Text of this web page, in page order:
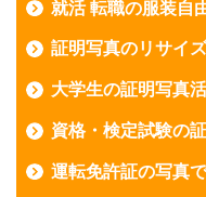
就活 転職の服装自
証明写真のリサイ
大学生の証明写真
資格・検定試験の
運転免許証の写真